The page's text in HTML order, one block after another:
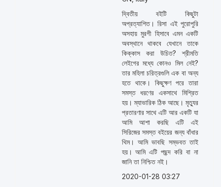
দ্বিতীয় বইটি কিছুটা
অপ্রত্যাশিত। রিসা এই পুরোপুরি
অসহায় মুরগী হিসাবে এমন একটি
অবস্থানে থাকবে যেখানে তাকে
কিক্কাস করা উচিত? শ্রীমতি
লেইগের মধ্যে কোনও মিল নেই?
তার মহিলা চরিত্রগুলি এক বা অন্য
হতে থাকে। কিছুক্ষণ পরে তারা
সমস্ত ধরণের একসাথে মিশ্রিত
হয়। ম্যাভারিক ঠিক আছে। মৃত্যুর
প্রতারণার সাথে এটি আর একটি যা
আমি আশা করছি এটি এই
সিরিজের সমস্ত বইয়ের জন্য বাঁধার
থিম। আমি ভাবছি সম্ভবত তাই
হয়। আমি এটি পছন্দ করি বা না
জানি তা নিশ্চিত নই।
2020-01-28 03:27